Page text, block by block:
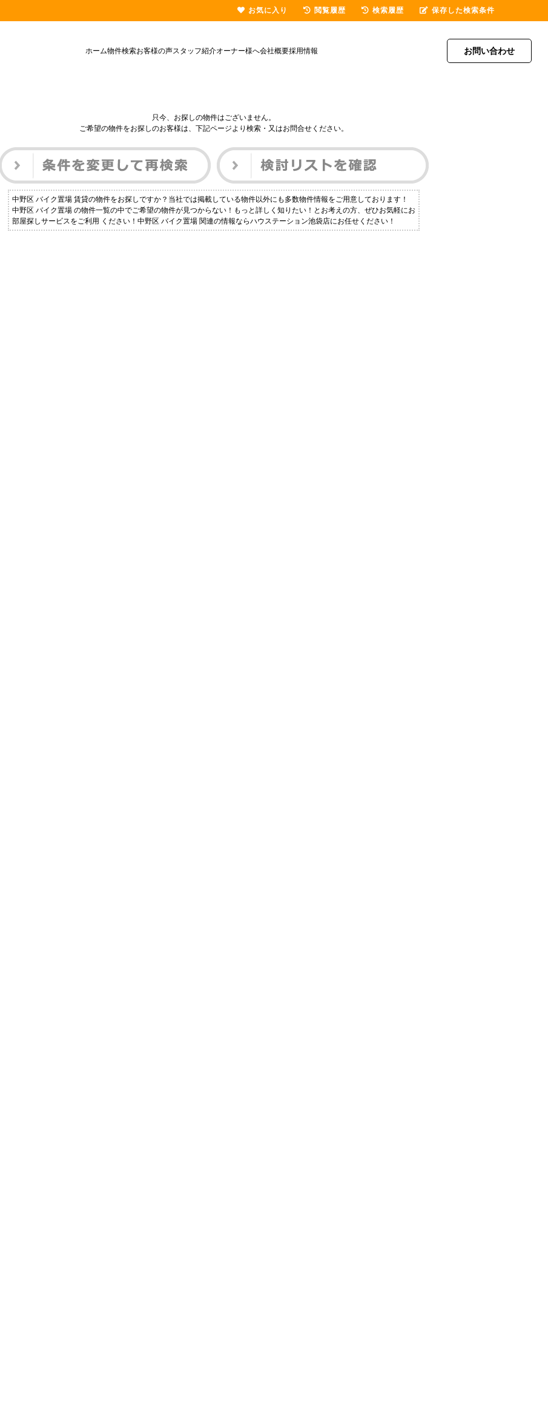
ホーム物件検索お客様の声スタッフ紹介オーナー様へ会社概要採用情報 お問い合わせ
只今、お探しの物件はございません。
ご希望の物件をお探しのお客様は、下記ページより検索・又はお問合せください。
中野区 バイク置場 賃貸の物件をお探しですか？当社では掲載している物件以外にも多数物件情報をご用意しております！
中野区 バイク置場 の物件一覧の中でご希望の物件が見つからない！もっと詳しく知りたい！とお考えの方、ぜひお気軽にお
部屋探しサービスをご利用 ください！中野区 バイク置場 関連の情報ならハウステーション池袋店にお任せください！
お気に入り 閲覧履歴 検索履歴 保存した検索条件